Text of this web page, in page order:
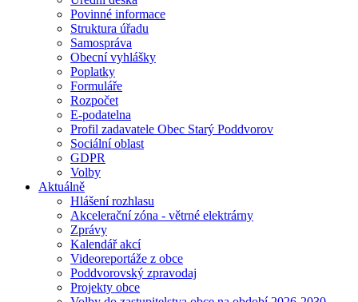
Povinné informace
Struktura úřadu
Samospráva
Obecní vyhlášky
Poplatky
Formuláře
Rozpočet
E-podatelna
Profil zadavatele Obec Starý Poddvorov
Sociální oblast
GDPR
Volby
Aktuálně
Hlášení rozhlasu
Akcelerační zóna - větrné elektrárny
Zprávy
Kalendář akcí
Videoreportáže z obce
Poddvorovský zpravodaj
Projekty obce